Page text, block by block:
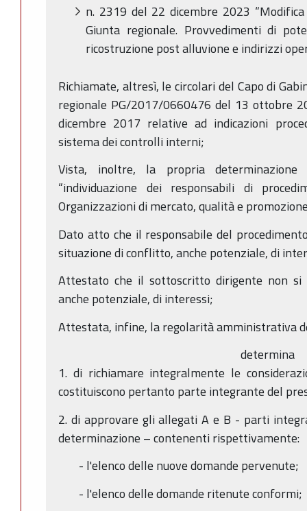
­n. 2319 del 22 dicembre 2023
Giunta regionale. Provvedimenti di
ricostruzione post alluvione e indirizzi
Richiamate, altresì, le circolari del Capo di
regionale PG/2017/0660476 del 13 ottobre
dicembre 2017 relative ad indicazioni
sistema dei controlli interni;
Vista, inoltre, la propria
“individuazione dei responsabili di
Organizzazioni di mercato, qualità e
Dato atto che il responsabile del
situazione di conflitto, anche potenziale, di
Attestato che il sottoscritto dirigente non
anche potenziale, di interessi;
Attestata, infine, la regolarità amministrativa
determina
1. di richiamare integralmente le
costituiscono pertanto parte integrante del
2. di approvare gli allegati A e B - parti
determinazione – contenenti rispettivamente:
- l'elenco delle nuove domande pervenute;
- l'elenco delle domande ritenute conformi;